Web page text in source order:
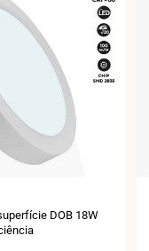
DOB 18W